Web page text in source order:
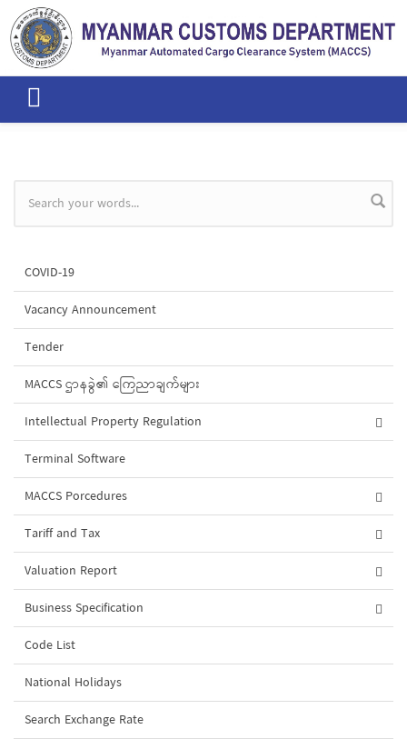
Skip to main content
Search form
COVID-19
Vacancy Announcement
Tender
MACCS ဌာနခွဲ၏ ကြေညာချက်များ
Intellectual Property Regulation
Terminal Software
MACCS Porcedures
Tariff and Tax
Valuation Report
Business Specification
Code List
National Holidays
Search Exchange Rate